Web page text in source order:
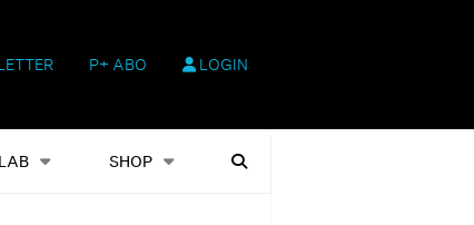
P+ ABO LOGIN
SHOP
Heftausgaben Suchen